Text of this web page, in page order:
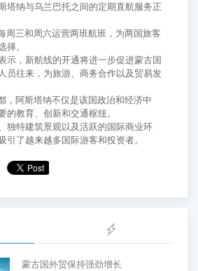
塔纳与乌兰巴托之间的定期直航服务正
周三和周六运营两班航班，为两国旅客
择。
示，新航线的开通将进一步促进蒙古国
员往来，为旅游、商务合作以及贸易发
，阿斯塔纳不仅是该国政治和经济中
的教育、创新和交通枢纽。
独特建筑景观以及活跃的国际商业环
引了越来越多国际游客和投资者。
蒙古国外贸保持强劲增长